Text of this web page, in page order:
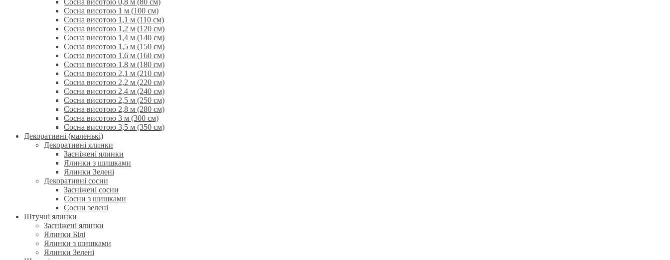
Сосна висотою 0,8 м (80 см)
Сосна висотою 1 м (100 см)
Сосна висотою 1,1 м (110 см)
Сосна висотою 1,2 м (120 см)
Сосна висотою 1,4 м (140 см)
Сосна висотою 1,5 м (150 см)
Сосна висотою 1,6 м (160 см)
Сосна висотою 1,8 м (180 см)
Сосна висотою 2,1 м (210 см)
Сосна висотою 2,2 м (220 см)
Сосна висотою 2,4 м (240 см)
Сосна висотою 2,5 м (250 см)
Сосна висотою 2,8 м (280 см)
Сосна висотою 3 м (300 см)
Сосна висотою 3,5 м (350 см)
Декоративні (маленькі)
Декоративні ялинки
Засніжені ялинки
Ялинки з шишками
Ялинки Зелені
Декоративні сосни
Засніжені сосни
Сосни з шишками
Сосни зелені
Штучні ялинки
Засніжені ялинки
Ялинки Білі
Ялинки з шишками
Ялинки Зелені